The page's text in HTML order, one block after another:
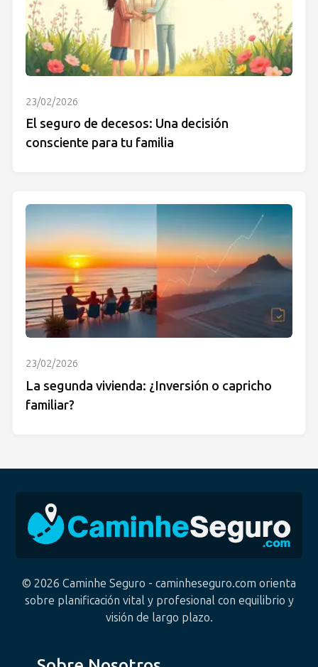
23/02/2026
El seguro de decesos: Una decisión
consciente para tu familia
23/02/2026
La segunda vivienda: ¿Inversión o capricho
familiar?
© 2026 Caminhe Seguro - caminheseguro.com orienta
sobre planificación vital y profesional con equilibrio y
visión de largo plazo.